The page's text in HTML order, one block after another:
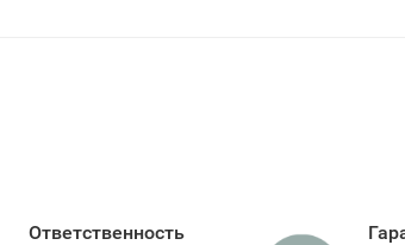
Ответственность